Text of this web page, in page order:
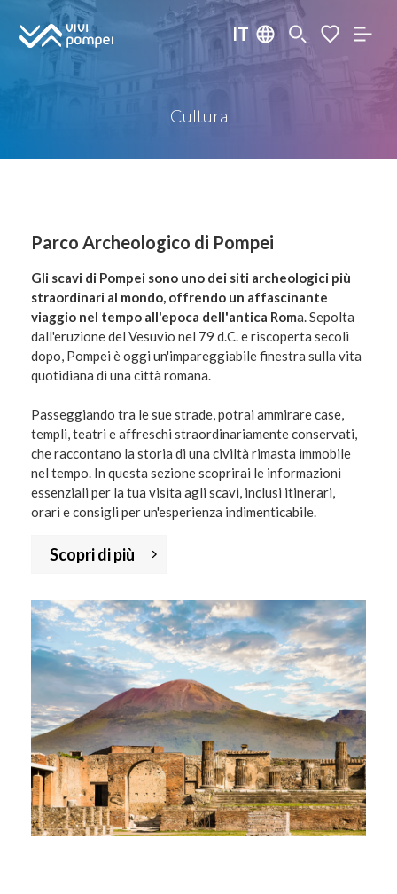
IT
Cultura
Parco Archeologico di Pompei
Gli scavi di Pompei sono uno dei siti archeologici più
straordinari al mondo, offrendo un affascinante
viaggio nel tempo all'epoca dell'antica Roma. Sepolta
dall'eruzione del Vesuvio nel 79 d.C. e riscoperta secoli
dopo, Pompei è oggi un'impareggiabile finestra sulla vita
quotidiana di una città romana.
Passeggiando tra le sue strade, potrai ammirare case,
templi, teatri e affreschi straordinariamente conservati,
che raccontano la storia di una civiltà rimasta immobile
nel tempo. In questa sezione scoprirai le informazioni
essenziali per la tua visita agli scavi, inclusi itinerari,
orari e consigli per un'esperienza indimenticabile.
Scopri di più